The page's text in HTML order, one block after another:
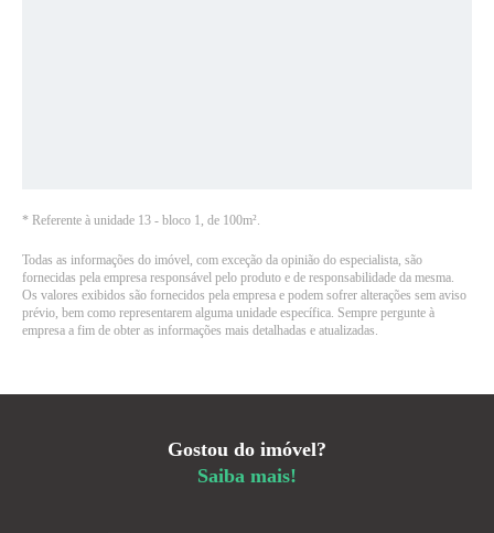
* Referente à unidade 13 - bloco 1, de 100m².
Todas as informações do imóvel, com exceção da opinião do especialista, são
fornecidas pela empresa responsável pelo produto e de responsabilidade da mesma.
Os valores exibidos são fornecidos pela empresa e podem sofrer alterações sem aviso
prévio, bem como representarem alguma unidade específica. Sempre pergunte à
empresa a fim de obter as informações mais detalhadas e atualizadas.
Gostou do imóvel?
Saiba mais!